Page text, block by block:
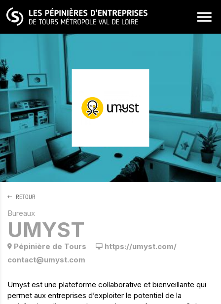
ALLER AU CONTENU PRINCIPAL
RETOUR
Bureaux
UMYST
Pépinière de Tours
https://umyst.com/
contact@umyst.com
Umyst est une plateforme collaborative et bienveillante qui
permet aux entreprises d’exploiter le potentiel de la